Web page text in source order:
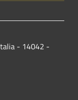
- 14042 -